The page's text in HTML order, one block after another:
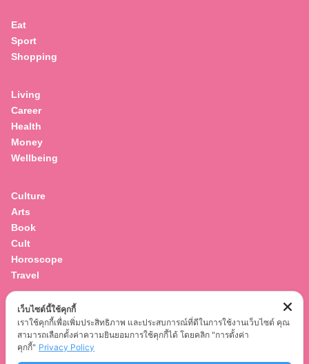
Eat
Sport
Shopping
Living
Career
Health
Money
Wellbeing
Culture
Arts
Book
Cult
Horoscope
Travel
Entertainment
Celebrity
Movies
Musics
เว็บไซต์นี้ใช้คุกกี้
เราใช้คุกกี้เพื่อเพิ่มประสิทธิภาพ และประสบการณ์ที่ดีในการใช้งานเว็บไซต์ คุณ
สามารถเลือกตั้งค่าความยินยอมการใช้คุกกี้ได้ โดยคลิก "การตั้งค่า
คุกกี้" Privacy Policy